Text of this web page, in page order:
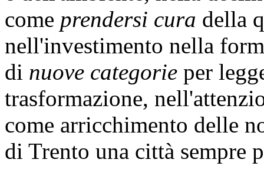
come prendersi cura della
nell'investimento nella
di nuove categorie per
trasformazione,
come arricchimento delle
di Trento una città sempre